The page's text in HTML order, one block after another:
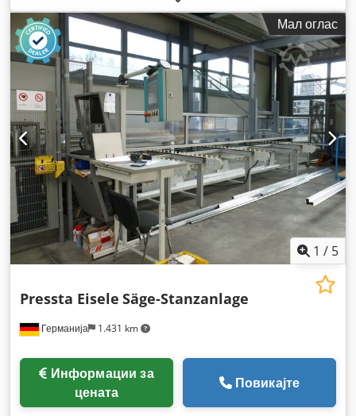
Мал оглас
1 / 5
Германија 1.431 km
Pressta Eisele Säge-Stanzanlage
цената
Повикајте